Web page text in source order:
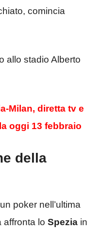
comincia
allo stadio Alberto
Milan, diretta tv e
oggi 13 febbraio
della
poker nell’ultima
affronta lo Spezia in